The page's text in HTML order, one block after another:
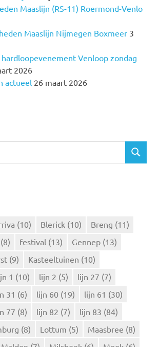
Maaslijn (RS-11) Roermond-Venlo
Maaslijn Nijmegen Boxmeer 3
Venloop zondag
2026
actueel 26 maart 2026
Z
(10) Blerick (10) Breng (11)
(8) festival (13) Gennep (13)
(9) Kasteeltuinen (10)
1 (10) lijn 2 (5) lijn 27 (7)
31 (6) lijn 60 (19) lijn 61 (30)
77 (8) lijn 82 (7) lijn 83 (84)
(8) Lottum (5) Maasbree (8)